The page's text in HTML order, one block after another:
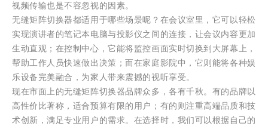
视频传输也是不容忽视的因素。
无缝矩阵切换器都适用于哪些场景呢？在会议室里，它可以轻松
实现演讲者的笔记本电脑与投影仪之间的连接，让会议内容更加
生动直观；在控制中心，它能将监控画面实时切换到大屏幕上，
帮助工作人员快速做出决策；而在家庭影院中，它则能将各种娱
乐设备完美融合，为家人带来震撼的视听享受。
现在市面上的无缝矩阵切换器品牌众多，各有千秋。有的品牌以
高性价比著称，适合预算有限的用户；有的则注重高端品质和技
术创新，满足专业用户的需求。在选择时，我们可以根据自己的